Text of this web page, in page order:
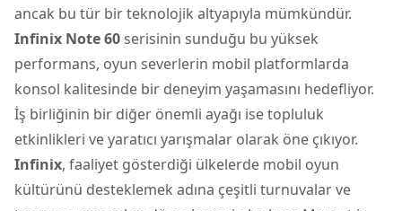
ancak bu tür bir teknolojik altyapıyla mümkündür.
Infinix Note 60serisinin sunduğu bu yüksek
performans, oyun severlerin mobil platformlarda
konsol kalitesinde bir deneyim yaşamasını hedefliyor.
İş birliğinin bir diğer önemli ayağı ise topluluk
etkinlikleri ve yaratıcı yarışmalar olarak öne çıkıyor.
Infinix, faaliyet gösterdiği ülkelerde mobil oyun
kültürünü desteklemek adına çeşitli turnuvalar ve